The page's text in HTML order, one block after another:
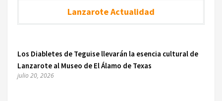
Lanzarote Actualidad
Los Diabletes de Teguise llevarán la esencia cultural de
Lanzarote al Museo de El Álamo de Texas
julio 20, 2026